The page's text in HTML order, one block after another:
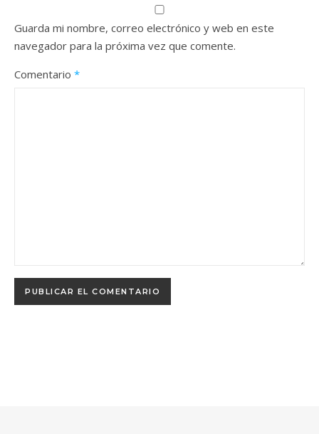
Guarda mi nombre, correo electrónico y web en este
navegador para la próxima vez que comente.
Comentario *